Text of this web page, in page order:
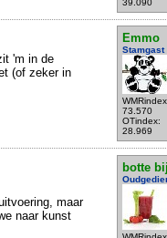
39.090
Emmo
Stamgast
73.570
OTindex:
28.969
'm in de
(of zeker in
botte
maar
naar kunst